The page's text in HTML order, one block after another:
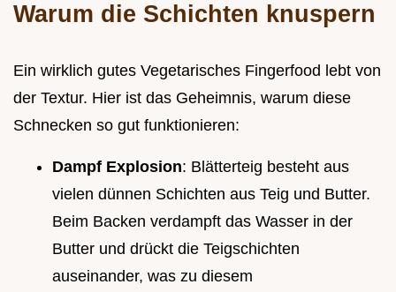
Warum die Schichten knuspern
Ein wirklich gutes Vegetarisches Fingerfood lebt von
der Textur. Hier ist das Geheimnis, warum diese
Schnecken so gut funktionieren:
Dampf Explosion: Blätterteig besteht aus
vielen dünnen Schichten aus Teig und Butter.
Beim Backen verdampft das Wasser in der
Butter und drückt die Teigschichten
auseinander, was zu diesem